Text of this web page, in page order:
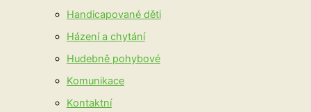
Handicapované děti
Házení a chytání
Hudebně pohybové
Komunikace
Kontaktní